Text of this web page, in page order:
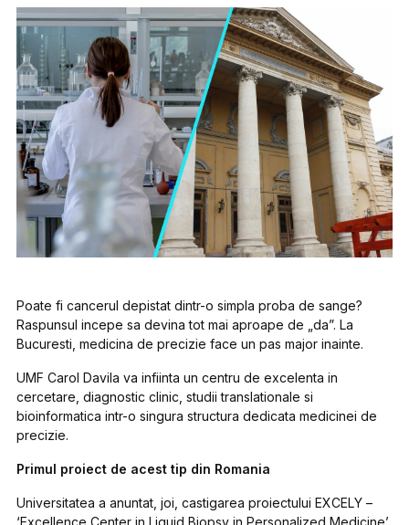
Poate fi cancerul depistat dintr-o simpla proba de sange?
Raspunsul incepe sa devina tot mai aproape de „da”. La
Bucuresti, medicina de precizie face un pas major inainte.
UMF Carol Davila va infiinta un centru de excelenta in
cercetare, diagnostic clinic, studii translationale si
bioinformatica intr-o singura structura dedicata medicinei de
precizie.
Primul proiect de acest tip din Romania
Universitatea a anuntat, joi, castigarea proiectului EXCELY –